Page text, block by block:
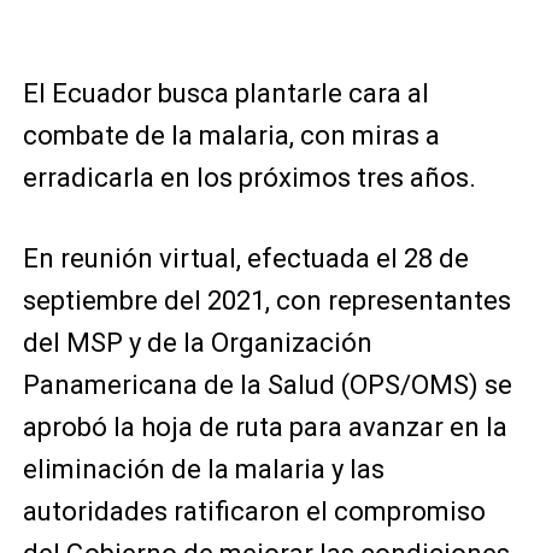
El Ecuador busca plantarle cara al
combate de la malaria, con miras a
erradicarla en los próximos tres años.
En reunión virtual, efectuada el 28 de
septiembre del 2021, con representantes
del MSP y de la Organización
Panamericana de la Salud (OPS/OMS) se
aprobó la hoja de ruta para avanzar en la
eliminación de la malaria y las
autoridades ratificaron el compromiso